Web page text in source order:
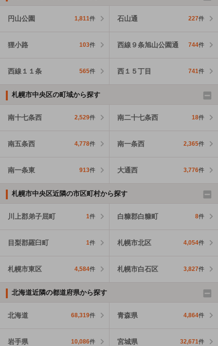
円山公園 1,811件 石山通 227件
狸小路 103件 西線９条旭山公園通 744件
西線１１条 565件 西１５丁目 741件
札幌市中央区の町域から探す
南十七条西 2,529件 南二十七条西 18件
南五条西 4,778件 南一条西 2,365件
南一条東 913件 大通西 3,776件
札幌市中央区近隣の市区町村から探す
川上郡弟子屈町 1件 白糠郡白糠町 8件
目梨郡羅臼町 1件 札幌市北区 4,054件
札幌市東区 4,584件 札幌市白石区 3,827件
北海道近隣の都道府県から探す
北海道 68,319件 青森県 4,864件
岩手県 10,086件 宮城県 32,671件